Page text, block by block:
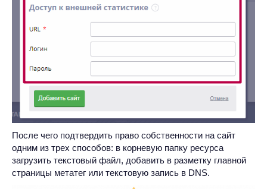
После чего подтвердить право собственности на сайт
одним из трех способов: в корневую папку ресурса
загрузить текстовый файл, добавить в разметку главной
страницы метатег или текстовую запись в DNS.